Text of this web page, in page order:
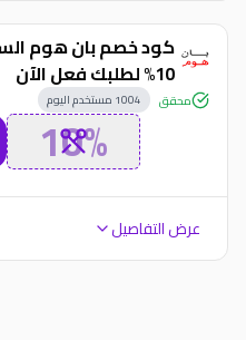
10% لطلبك فعل الآن
محقق 1004 مستخدم اليوم
10%
عرض التفاصيل